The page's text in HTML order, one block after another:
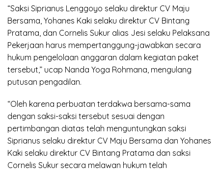
“Saksi Siprianus Lenggoyo selaku direktur CV Maju
Bersama, Yohanes Kaki selaku direktur CV Bintang
Pratama, dan Cornelis Sukur alias Jesi selaku Pelaksana
Pekerjaan harus mempertanggung-jawabkan secara
hukum pengelolaan anggaran dalam kegiatan paket
tersebut,” ucap Nanda Yoga Rohmana, mengulang
putusan pengadilan.
“Oleh karena perbuatan terdakwa bersama-sama
dengan saksi-saksi tersebut sesuai dengan
pertimbangan diatas telah menguntungkan saksi
Siprianus selaku direktur CV Maju Bersama dan Yohanes
Kaki selaku direktur CV Bintang Pratama dan saksi
Cornelis Sukur secara melawan hukum telah